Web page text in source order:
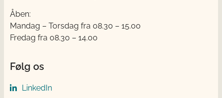
Åben:
Mandag – Torsdag fra 08.30 – 15.00
Fredag fra 08.30 – 14.00
Følg os
LinkedIn